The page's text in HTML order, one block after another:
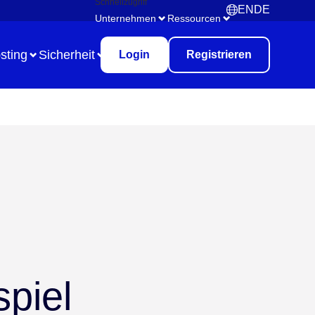
Unternehmen Ressourcen
EN
English
DE
Deutsch
Meetings & Workshops
Sicherheit Login Registrieren